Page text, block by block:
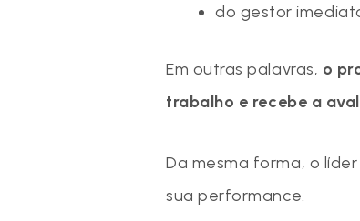
do gestor
Em outras palavras, o
trabalho e recebe a
Da mesma forma, o
sua performance.